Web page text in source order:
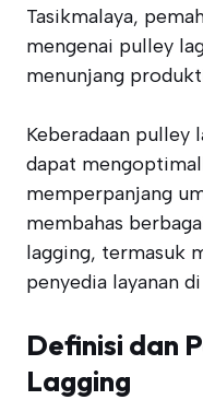
Tasikmalaya,
mengenai pulley
menunjang
Keberadaan pulley
dapat
memperpanjang
membahas
lagging, termasuk
penyedia layanan
Definisi dan
Lagging